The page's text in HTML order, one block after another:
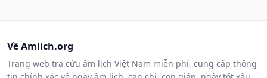
Về Amlich.org
Trang web tra cứu âm lịch Việt Nam miễn phí, cung cấp thông